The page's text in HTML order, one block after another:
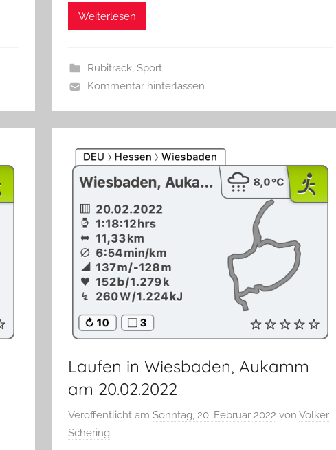
Weiterlesen
Rubitrack, Sport
Kommentar hinterlassen
Laufen in Wiesbaden, Aukamm
am 20.02.2022
Veröffentlicht amSonntag, 20. Februar 2022 vonVolker
Schering